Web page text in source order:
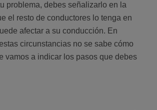
problema, debes señalizarlo en la
el resto de conductores lo tenga en
afectar a su conducción. En
circunstancias no se sabe cómo
vamos a indicar los pasos que debes